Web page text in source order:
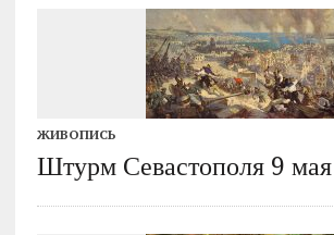
ЖИВОПИСЬ
Штурм Севастополя 9